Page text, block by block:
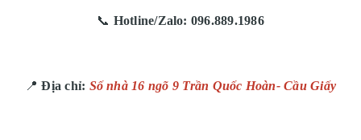
📞 Hotline/Zalo: 096.889.1986
📍Địa chỉ: Số nhà 16 ngõ 9 Trần Quốc Hoàn- Cầu Giấy